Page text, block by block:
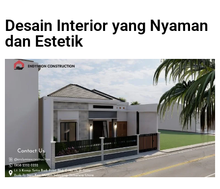
Desain Interior yang Nyaman
dan Estetik